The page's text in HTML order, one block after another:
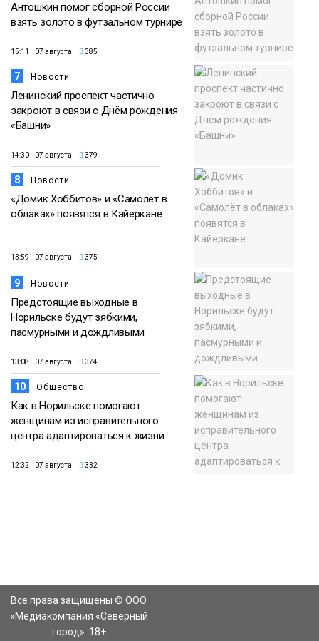
Антошкин помог сборной России
взять золото в футзальном турнире
15:11 07 августа 385
7 Новости
Ленинский проспект частично
закроют в связи с Днём рождения
«Башни»
14:30 07 августа 379
8 Новости
«Домик Хоббитов» и «Самолёт в
облаках» появятся в Кайеркане
13:59 07 августа 375
9 Новости
Предстоящие выходные в
Норильске будут зябкими,
пасмурными и дождливыми
13:08 07 августа 374
10 Общество
Как в Норильске помогают
женщинам из исправительного
центра адаптироваться к жизни
12:32 07 августа 332
Все права защищены © ООО
«Медиакомпания «Северный
город». 18+